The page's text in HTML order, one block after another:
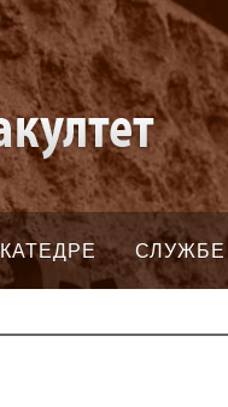
КАТЕДРЕ СЛУЖБЕ